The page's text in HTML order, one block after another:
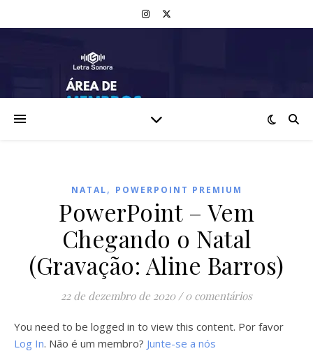
NATAL, POWERPOINT PREMIUM
PowerPoint – Vem
Chegando o Natal
(Gravação: Aline Barros)
22 de dezembro de 2020 / 0 comentários
You need to be logged in to view this content. Por favor
Log In. Não é um membro? Junte-se a nós